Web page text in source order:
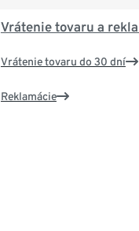
Vrátenie tovaru a
Vrátenie tovaru do 30 dní
Reklamácie